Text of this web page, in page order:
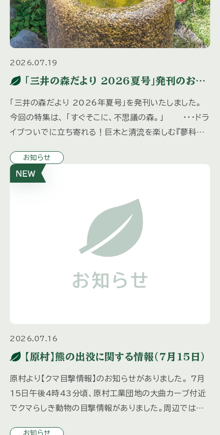
2026.07.19
「三井の森だより 2026夏号」発刊のお知
「三井の森だより 2026年夏号」を発刊いたしました。
今回の特集は、 「すぐそこに、不思議の森。」 ・・・ドラ
イブついでに立ち寄れる！巨木と清流を楽しむ『蓼科大
お知らせ
2026.07.16
【原村】熊の出没に関する情報（7月15日）
原村より【クマ目撃情報】のお知らせがありました。 7月
15日午後4時43分頃、原村工業団地の大曲カーブ付近
でクマらしき動物の目撃情報がありました。周辺ではク
お知らせ